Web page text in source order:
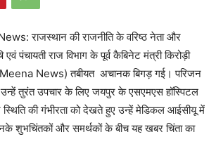
राजस्थान की राजनीति के वरिष्ठ नेता और
पंचायती राज विभाग के पूर्व कैबिनेट मंत्री किरोड़ी
News) तबीयत अचानक बिगड़ गई। परिजन
तुरंत उपचार के लिए जयपुर के एसएमएस हॉस्पिटल
स्थिति की गंभीरता को देखते हुए उन्हें मेडिकल आईसीयू में
शुभचिंतकों और समर्थकों के बीच यह खबर चिंता का